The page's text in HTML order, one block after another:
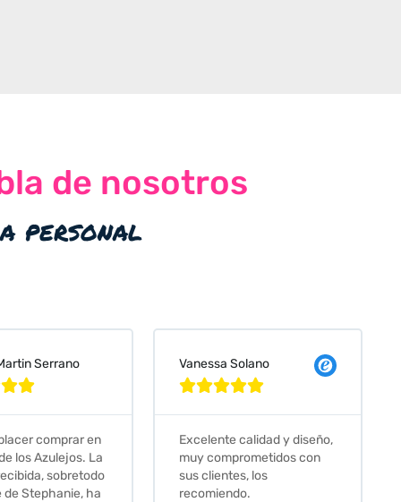
de nosotros
personal

calidad y diseño,
con
los
Judit Bonet Pardell

Que decir, si teneis que
comprar alguna baldosa
este és el sitio indicado! Yo
pedi una muestra y me